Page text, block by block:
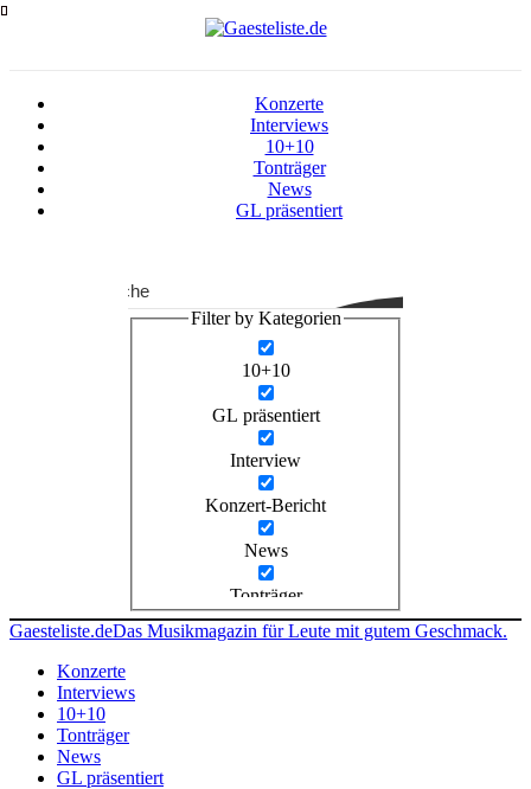
Konzerte
Interviews
10+10
Tonträger
News
GL präsentiert
Suche
Filter by Kategorien
10+10
GL präsentiert
Interview
Konzert-Bericht
News
Tonträger
Gaesteliste.deDas Musikmagazin für Leute mit gutem Geschmack.
Konzerte
Interviews
10+10
Tonträger
News
GL präsentiert